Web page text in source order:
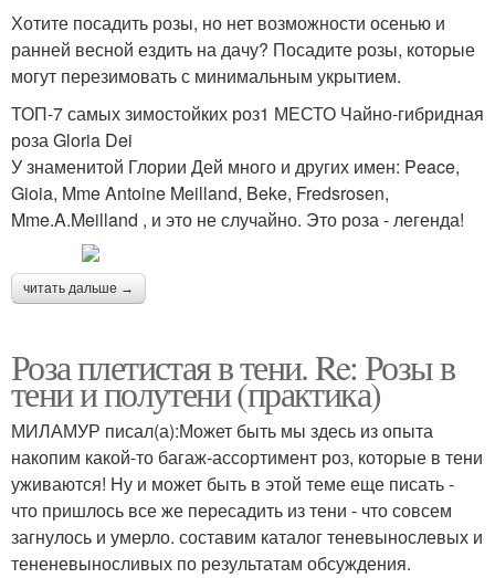
Хотите посадить розы, но нет возможности осенью и
ранней весной ездить на дачу? Посадите розы, которые
могут перезимовать с минимальным укрытием.
ТОП-7 самых зимостойких роз1 МЕСТО Чайно-гибридная
роза Gloria Dei
У знаменитой Глории Дей много и других имен: Peace,
Gioia, Mme Antoine Meilland, Beke, Fredsrosen,
Mme.A.Meilland , и это не случайно. Это роза - легенда!
читать дальше →
Роза плетистая в тени. Re: Розы в
тени и полутени (практика)
МИЛАМУР писал(а):Может быть мы здесь из опыта
накопим какой-то багаж-ассортимент роз, которые в тени
уживаются! Ну и может быть в этой теме еще писать -
что пришлось все же пересадить из тени - что совсем
загнулось и умерло. составим каталог теневынослевых и
тененевыносливых по результатам обсуждения.